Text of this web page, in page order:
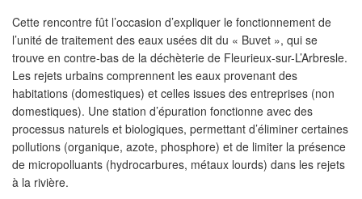
Cette rencontre fût l’occasion d’expliquer le fonctionnement de
l’unité de traitement des eaux usées dit du « Buvet », qui se
trouve en contre-bas de la déchèterie de Fleurieux-sur-L’Arbresle.
Les rejets urbains comprennent les eaux provenant des
habitations (domestiques) et celles issues des entreprises (non
domestiques). Une station d’épuration fonctionne avec des
processus naturels et biologiques, permettant d’éliminer certaines
pollutions (organique, azote, phosphore) et de limiter la présence
de micropolluants (hydrocarbures, métaux lourds) dans les rejets
à la rivière.